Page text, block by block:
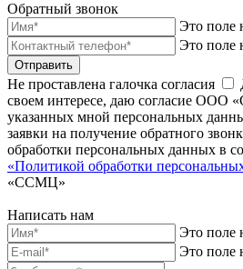
Обратный звонок
Это поле
Это поле
Отправить
Не проставлена галочка согласия
своем интересе, даю согласие ООО
указанных мной персональных
заявки на получение обратного
обработки персональных данных в
«Политикой обработки
«ССМЦ»
Написать нам
Это поле
Это поле